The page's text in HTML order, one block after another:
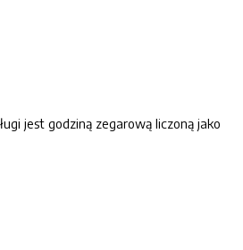
jest godziną zegarową liczoną jako